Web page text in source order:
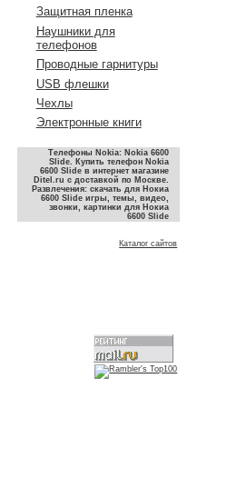
Защитная пленка
Наушники для
телефонов
Проводные гарнитуры
USB флешки
Чехлы
Электронные книги
Телефоны Nokia: Nokia 6600
Slide. Купить телефон Nokia
6600 Slide в интернет магазине
Ditel.ru с доставкой по Москве.
Развлечения: скачать для Нокиа
6600 Slide игры, темы, видео,
звонки, картинки для Нокиа
6600 Slide
Каталог сайтов